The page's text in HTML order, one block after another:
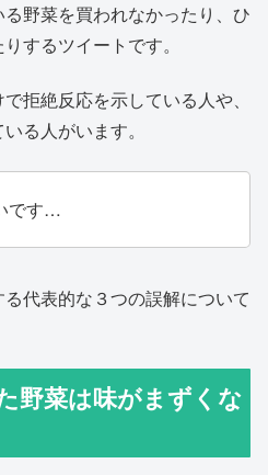
野菜を買われなかったり、ひ
するツイートです。
拒絶反応を示している人や、
る人がいます。
です…
代表的な３つの誤解について
野菜は味がまずくな